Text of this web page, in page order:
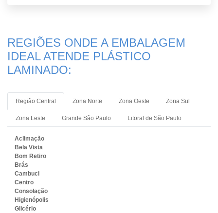
REGIÕES ONDE A EMBALAGEM
IDEAL ATENDE PLÁSTICO
LAMINADO:
Região Central Zona Norte Zona Oeste Zona Sul
Zona Leste Grande São Paulo Litoral de São Paulo
Aclimação
Bela Vista
Bom Retiro
Brás
Cambuci
Centro
Consolação
Higienópolis
Glicério